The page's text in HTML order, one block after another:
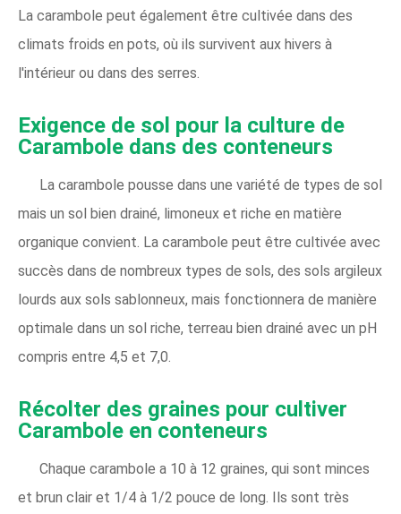
La carambole peut également être cultivée dans des
climats froids en pots, où ils survivent aux hivers à
l'intérieur ou dans des serres.
Exigence de sol pour la culture de
Carambole dans des conteneurs
La carambole pousse dans une variété de types de sol
mais un sol bien drainé, limoneux et riche en matière
organique convient. La carambole peut être cultivée avec
succès dans de nombreux types de sols, des sols argileux
lourds aux sols sablonneux, mais fonctionnera de manière
optimale dans un sol riche, terreau bien drainé avec un pH
compris entre 4,5 et 7,0.
Récolter des graines pour cultiver
Carambole en conteneurs
Chaque carambole a 10 à 12 graines, qui sont minces
et brun clair et 1/4 à 1/2 pouce de long. Ils sont très